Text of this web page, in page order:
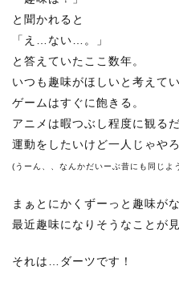
と聞かれると
「え…ない…。」
と答えていたここ数年。
いつも趣味がほしいと考えて
ゲームはすぐに飽きる。
アニメは暇つぶし程度に観るだ
運動をしたいけど一人じゃや
(うーん、、なんかだいーぶ昔にも同じよ
まぁとにかくずーっと趣味が
最近趣味になりそうなことが
それは…ダーツです！